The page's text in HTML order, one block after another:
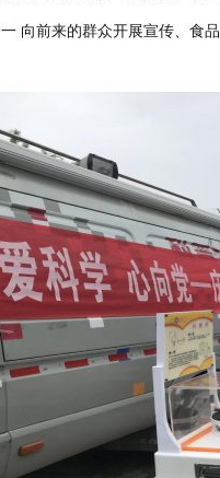
向前来的群众开展宣传、食品